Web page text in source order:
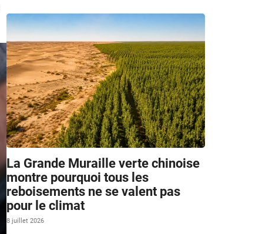
La Grande Muraille verte chinoise
montre pourquoi tous les
reboisements ne se valent pas
pour le climat
8 juillet 2026